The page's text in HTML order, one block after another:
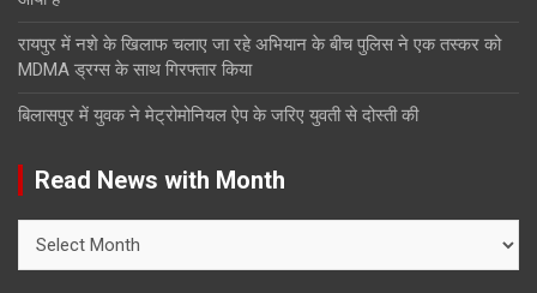
रायपुर में नशे के खिलाफ चलाए जा रहे अभियान के बीच पुलिस ने एक तस्कर को
MDMA ड्रग्स के साथ गिरफ्तार किया
बिलासपुर में युवक ने मेट्रोमोनियल ऐप के जरिए युवती से दोस्ती की
Read News with Month
News